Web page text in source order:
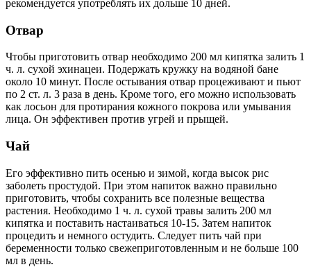
рекомендуется употреблять их дольше 10 дней.
Отвар
Чтобы приготовить отвар необходимо 200 мл кипятка залить 1
ч. л. сухой эхинацеи. Подержать кружку на водяной бане
около 10 минут. После остывания отвар процеживают и пьют
по 2 ст. л. 3 раза в день. Кроме того, его можно использовать
как лосьон для протирания кожного покрова или умывания
лица. Он эффективен против угрей и прыщей.
Чай
Его эффективно пить осенью и зимой, когда высок рис
заболеть простудой. При этом напиток важно правильно
приготовить, чтобы сохранить все полезные вещества
растения. Необходимо 1 ч. л. сухой травы залить 200 мл
кипятка и поставить настаиваться 10-15. Затем напиток
процедить и немного остудить. Следует пить чай при
беременности только свежеприготовленным и не больше 100
мл в день.